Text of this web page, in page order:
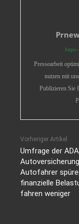
Pressearbeit
nutzen mit
Publizieren Sie
Vorheriger Artikel
Umfrage der
Autofahrer
finanzielle
fahren weniger